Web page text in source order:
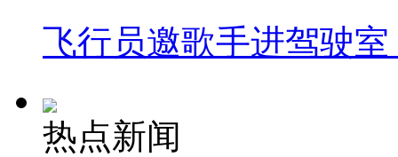
飞行员邀歌手进驾驶
热点新闻